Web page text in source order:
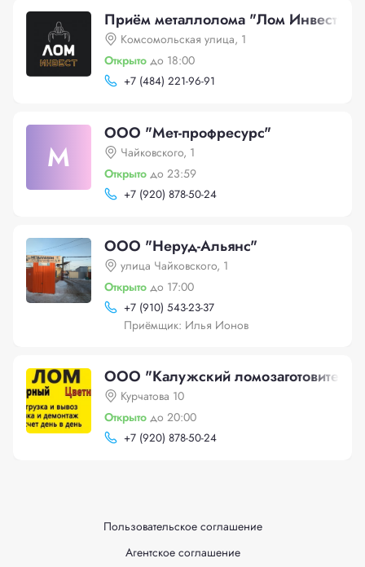
Приём металлолома "Лом Инвест"
Комсомольская улица, 1
Открыто до 18:00
+7 (484) 221-96-91
М
ООО "Мет-профресурс"
Чайковского, 1
Открыто до 23:59
+7 (920) 878-50-24
ООО "Неруд-Альянс"
улица Чайковского, 1
Открыто до 17:00
+7 (910) 543-23-37
Приёмщик: Илья Ионов
ООО "Калужский
Курчатова 10
Открыто до 20:00
+7 (920) 878-50-24
Пользовательское соглашение
Агентское соглашение